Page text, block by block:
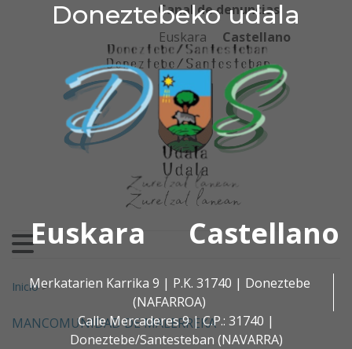
Doneztebeko udala
Euskara Castellano
Merkatarien Karrika 9 | P.K. 31740 | Doneztebe
(NAFARROA)
Calle Mercaderes 9 | C.P.: 31740 |
Doneztebe/Santesteban (NAVARRA)
Ir al contenido
Doneztebeko udala
Canal de denuncias
Euskara
Castellano
Buscar:
Inicio>
MANCOMUNIDAD DE MALERREKA